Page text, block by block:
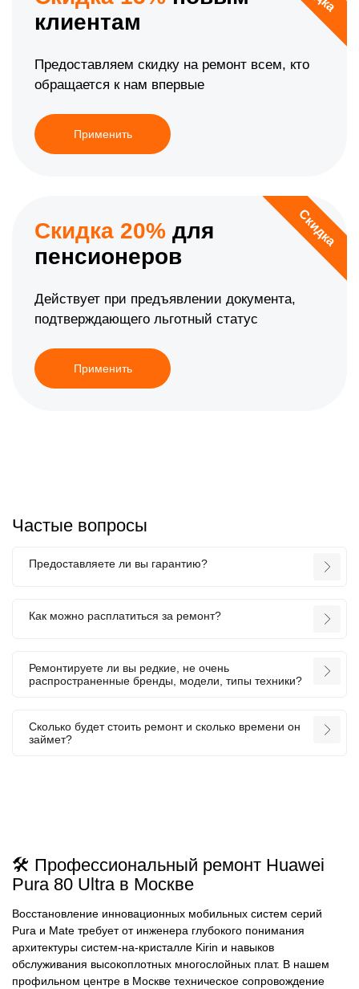
клиентам
Предоставляем скидку на ремонт всем, кто
обращается к нам впервые
Применить
Скидка
Скидка 20% для
пенсионеров
Действует при предъявлении документа,
подтверждающего льготный статус
Применить
Частые вопросы
Предоставляете ли вы гарантию?
Как можно расплатиться за ремонт?
Ремонтируете ли вы редкие, не очень
распространенные бренды, модели, типы техники?
Сколько будет стоить ремонт и сколько времени он
займет?
🛠️ Профессиональный ремонт Huawei
Pura 80 Ultra в Москве
Восстановление инновационных мобильных систем серий
Pura и Mate требует от инженера глубокого понимания
архитектуры систем-на-кристалле Kirin и навыков
обслуживания высокоплотных многослойных плат. В нашем
профильном центре в Москве техническое сопровождение